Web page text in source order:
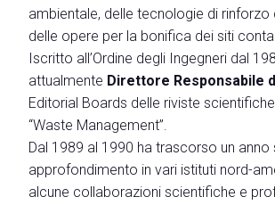
Biglietti
Come arrivare
Info pratiche Visitatori
Scarica l'App di Ecomondo
Area Riservata Visitatori
CATALOGO
Catalogo Espositori
ambientale, delle tecnologie di
delle opere per la bonifica dei siti
Iscritto all’Ordine degli Ingegneri dal
attualmente Direttore Responsabile
Editorial Boards delle riviste
“Waste Management”.
Dal 1989 al 1990 ha trascorso un
approfondimento in vari istituti nord-
alcune collaborazioni scientifiche e